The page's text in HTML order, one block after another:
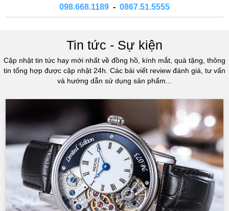
098.668.1189 - 0867.51.5555
Tin tức - Sự kiện
Cập nhật tin tức hay mới nhất về đồng hồ, kính mắt, quà tặng, thông
tin tổng hợp được cập nhật 24h. Các bài viết review đánh giá, tư vấn
và hướng dẫn sử dụng sản phẩm...